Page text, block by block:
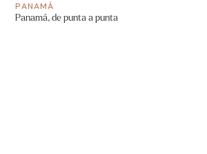
PANAMÁ
Panamá, de punta a punta